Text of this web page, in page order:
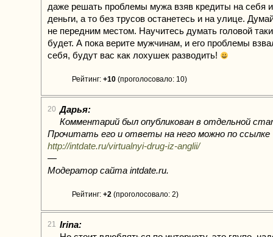
даже решать проблемы мужа взяв кредиты на себя
деньги, а то без трусов останетесь и на улице.
не передним местом. Научитесь думать головой
будет. А пока верите мужчинам, и его проблемы
себя, будут вас как лохушек разводить!
Рейтинг: +10 (проголосовало: 10)
20 Дарья:
Комментарий был опубликован в отдельной
Прочитать его и ответы на него можно по ссылке
http://intdate.ru/virtualnyi-drug-iz-anglii/
—
Модератор сайта intdate.ru.
Рейтинг: +2 (проголосовало: 2)
21 Irina: